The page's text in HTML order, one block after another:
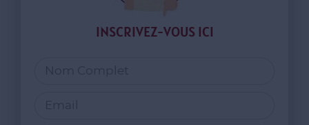
INSCRIVEZ-VOUS ICI